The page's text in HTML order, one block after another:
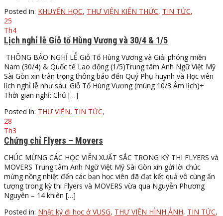
Posted in: KHUYẾN HỌC, THƯ VIỆN KIẾN THỨC, TIN TỨC,
25
Th4
Lịch nghỉ lễ Giỗ tổ Hùng Vương và 30/4 & 1/5
THÔNG BÁO NGHỈ LỄ Giỗ Tổ Hùng Vương và Giải phóng miền
Nam (30/4) & Quốc tế Lao động (1/5)Trung tâm Anh Ngữ Việt Mỹ
Sài Gòn xin trân trọng thông báo đến Quý Phụ huynh và Học viên
lịch nghỉ lễ như sau: Giỗ Tổ Hùng Vương (mùng 10/3 Âm lịch)+
Thời gian nghỉ: Chủ […]
Posted in: THƯ VIỆN, TIN TỨC,
28
Th3
Chứng chỉ Flyers – Movers
CHÚC MỪNG CÁC HỌC VIÊN XUẤT SẮC TRONG KỲ THI FLYERS và
MOVERS Trung tâm Anh Ngữ Việt Mỹ Sài Gòn xin gửi lời chúc
mừng nồng nhiệt đến các bạn học viên đã đạt kết quả vô cùng ấn
tượng trong kỳ thi Flyers và MOVERS vừa qua Nguyễn Phương
Nguyên – 14 khiên […]
Posted in: Nhật ký đi học ở VUSG, THƯ VIỆN HÌNH ẢNH, TIN TỨC,